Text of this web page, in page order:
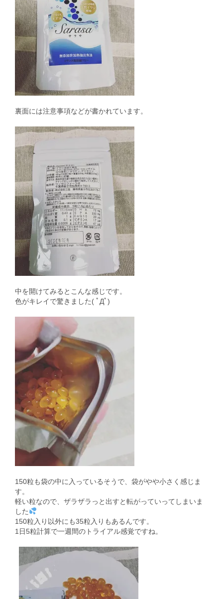
裏面には注意事項などが書かれています。
中を開けてみるとこんな感じです。
色がキレイで驚きました( ﾟДﾟ)
150粒も袋の中に入っているそうで、袋がやや小さく感じま
す。
軽い粒なので、ザラザラっと出すと転がっていってしまいま
した
150粒入り以外にも35粒入りもあるんです。
1日5粒計算で一週間のトライアル感覚ですね。